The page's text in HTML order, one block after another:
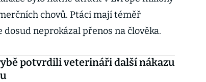
chovů. Ptáci mají téměř
neprokázal přenos na člověka.
potvrdili veterináři další nákazu